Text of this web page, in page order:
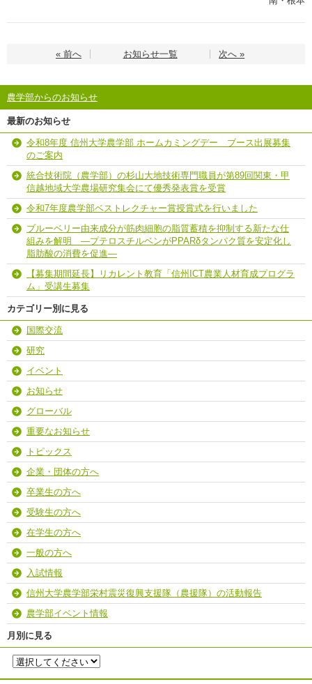
« 前へ お知らせ一覧 次へ »
農学部からのお知らせ
最新のお知らせ
令和8年度 信州大学農学部 ホームカミングデー ブース出展募集
のご案内
統合技術院（農学部）の杉山大地技術専門職員が第89回関東・甲
信越地域大学農場研究集会にて優秀発表賞を受賞
令和7年度農学部ベストレクチャー賞授賞式を行いました
ブルーベリー由来成分が筋肉細胞の脂質蓄積を抑制する新たな仕
組みを解明 ―プテロスチルベンがPPARδタンパク質を安定化し
脂肪酸の消費を促進―
【募集期間延長】リカレント教育「信州ICT農業人材育成プログラ
ム」受講生募集
カテゴリー別に見る
国際交流
研究
イベント
お知らせ
グローバル
重要なお知らせ
トピックス
企業・団体の方へ
卒業生の方へ
受験生の方へ
在学生の方へ
一般の方へ
入試情報
信州大学農学部栄村震災復興支援隊（農援隊）の活動報告
農学部イベント情報
月別に見る